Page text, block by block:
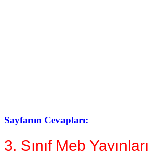
Sayfanın Cevapları:
3. Sınıf Meb